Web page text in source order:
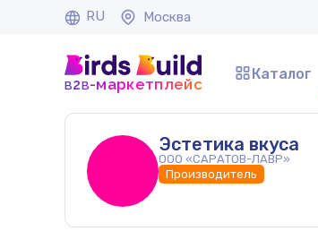
RU Москва
b2b-маркетплейс
Каталог
Эстетика вкуса
ООО «САРАТОВ-ЛАВР»
Производитель